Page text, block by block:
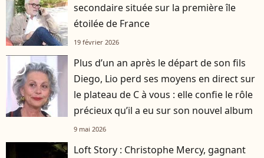
secondaire située sur la première île
étoilée de France
19 février 2026
player2
Plus d’un an après le départ de son fils
Diego, Lio perd ses moyens en direct sur
le plateau de C à vous : elle confie le rôle
précieux qu’il a eu sur son nouvel album
9 mai 2026
Loft Story : Christophe Mercy, gagnant